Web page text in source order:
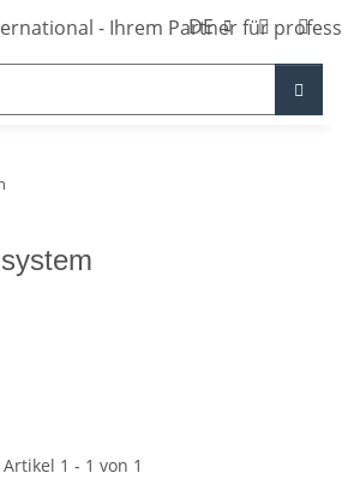
DE
Artikel 1 - 1 von 1